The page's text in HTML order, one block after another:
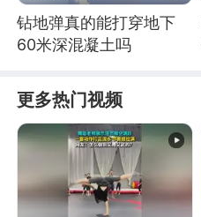
钻地弹真的能打穿地下
60米深混凝土吗
更多热门视频